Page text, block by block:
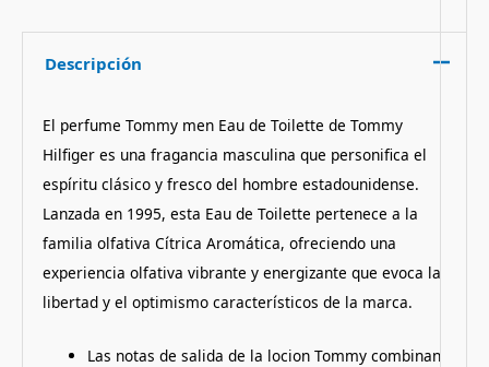
Descripción
El perfume Tommy men Eau de Toilette de Tommy
Hilfiger es una fragancia masculina que personifica el
espíritu clásico y fresco del hombre estadounidense.
Lanzada en 1995, esta Eau de Toilette pertenece a la
familia olfativa Cítrica Aromática, ofreciendo una
experiencia olfativa vibrante y energizante que evoca la
libertad y el optimismo característicos de la marca.
Las notas de salida de la locion Tommy combinan